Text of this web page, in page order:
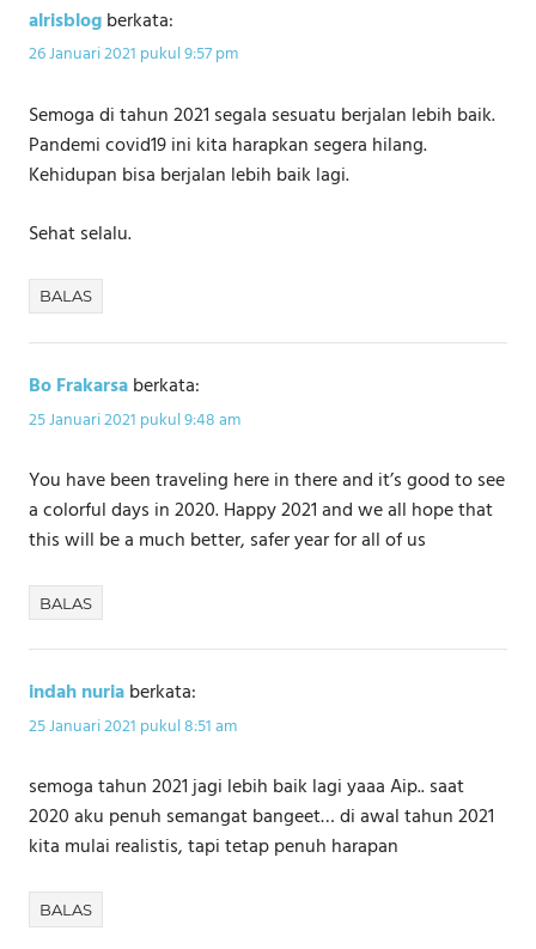
alrisblogberkata:
26 Januari 2021 pukul 9:57 pm
Semoga di tahun 2021 segala sesuatu berjalan lebih baik.
Pandemi covid19 ini kita harapkan segera hilang.
Kehidupan bisa berjalan lebih baik lagi.
Sehat selalu.
BALAS
Bo Frakarsaberkata:
25 Januari 2021 pukul 9:48 am
You have been traveling here in there and it’s good to see
a colorful days in 2020. Happy 2021 and we all hope that
this will be a much better, safer year for all of us
BALAS
indah nuriaberkata:
25 Januari 2021 pukul 8:51 am
semoga tahun 2021 jagi lebih baik lagi yaaa Aip.. saat
2020 aku penuh semangat bangeet… di awal tahun 2021
kita mulai realistis, tapi tetap penuh harapan
BALAS